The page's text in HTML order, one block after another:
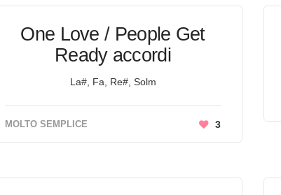
One Love / People Get
Ready accordi
La#, Fa, Re#, Solm
MOLTO SEMPLICE 3